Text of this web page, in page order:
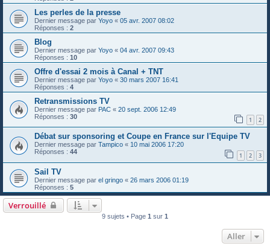
Les perles de la presse
Dernier message par Yoyo « 05 avr. 2007 08:02
Réponses : 2
Blog
Dernier message par Yoyo « 04 avr. 2007 09:43
Réponses : 10
Offre d'essai 2 mois à Canal + TNT
Dernier message par Yoyo « 30 mars 2007 16:41
Réponses : 4
Retransmissions TV
Dernier message par PAC « 20 sept. 2006 12:49
Réponses : 30 1 2
Débat sur sponsoring et Coupe en France sur l'Equipe TV
Dernier message par Tampico « 10 mai 2006 17:20
Réponses : 44 1 2 3
Sail TV
Dernier message par el gringo « 26 mars 2006 01:19
Réponses : 5
Verrouillé
9 sujets • Page 1 sur 1
Aller